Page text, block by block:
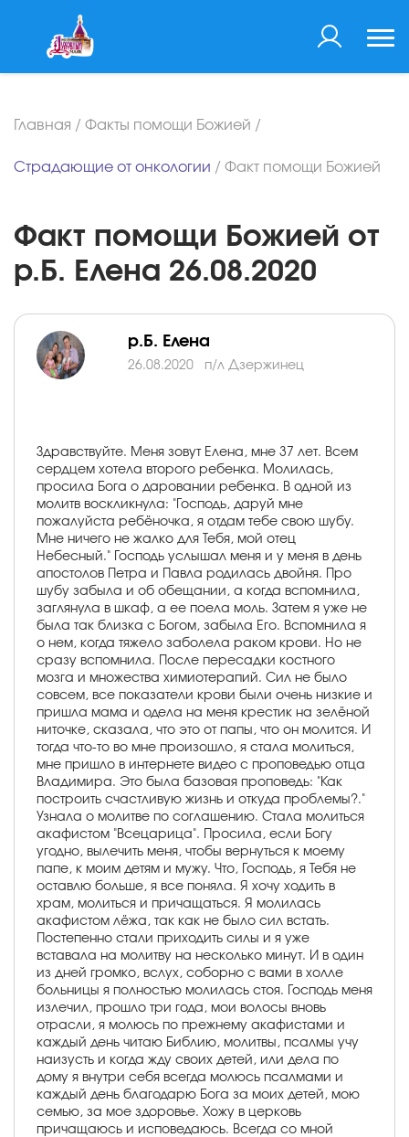
Главная / Факты помощи Божией /
Страдающие от онкологии / Факт помощи Божией
Факт помощи Божией от
р.Б. Елена 26.08.2020
р.Б. Елена
26.08.2020 п/л Дзержинец
Здравствуйте. Меня зовут Елена, мне 37 лет. Всем
сердцем хотела второго ребенка. Молилась,
просила Бога о даровании ребенка. В одной из
молитв воскликнула: "Господь, даруй мне
пожалуйста ребёночка, я отдам тебе свою шубу.
Мне ничего не жалко для Тебя, мой отец
Небесный." Господь услышал меня и у меня в день
апостолов Петра и Павла родилась двойня. Про
шубу забыла и об обещании, а когда вспомнила,
заглянула в шкаф, а ее поела моль. Затем я уже не
была так близка с Богом, забыла Его. Вспомнила я
о нем, когда тяжело заболела раком крови. Но не
сразу вспомнила. После пересадки костного
мозга и множества химиотерапий. Сил не было
совсем, все показатели крови были очень низкие и
пришла мама и одела на меня крестик на зелёной
ниточке, сказала, что это от папы, что он молится. И
тогда что-то во мне произошло, я стала молиться,
мне пришло в интернете видео с проповедью отца
Владимира. Это была базовая проповедь: "Как
построить счастливую жизнь и откуда проблемы?."
Узнала о молитве по соглашению. Стала молиться
акафистом "Всецарица". Просила, если Богу
угодно, вылечить меня, чтобы вернуться к моему
папе, к моим детям и мужу. Что, Господь, я Тебя не
оставлю больше, я все поняла. Я хочу ходить в
храм, молиться и причащаться. Я молилась
акафистом лёжа, так как не было сил встать.
Постепенно стали приходить силы и я уже
вставала на молитву на несколько минут. И в один
из дней громко, вслух, соборно с вами в холле
больницы я полностью молилась стоя. Господь меня
излечил, прошло три года, мои волосы вновь
отрасли, я молюсь по прежнему акафистами и
каждый день читаю Библию, молитвы, псалмы учу
наизусть и когда жду своих детей, или дела по
дому я внутри себя всегда молюсь псалмами и
каждый день благодарю Бога за моих детей, мою
семью, за мое здоровье. Хожу в церковь
причащаюсь и исповедаюсь. Всегда со мной